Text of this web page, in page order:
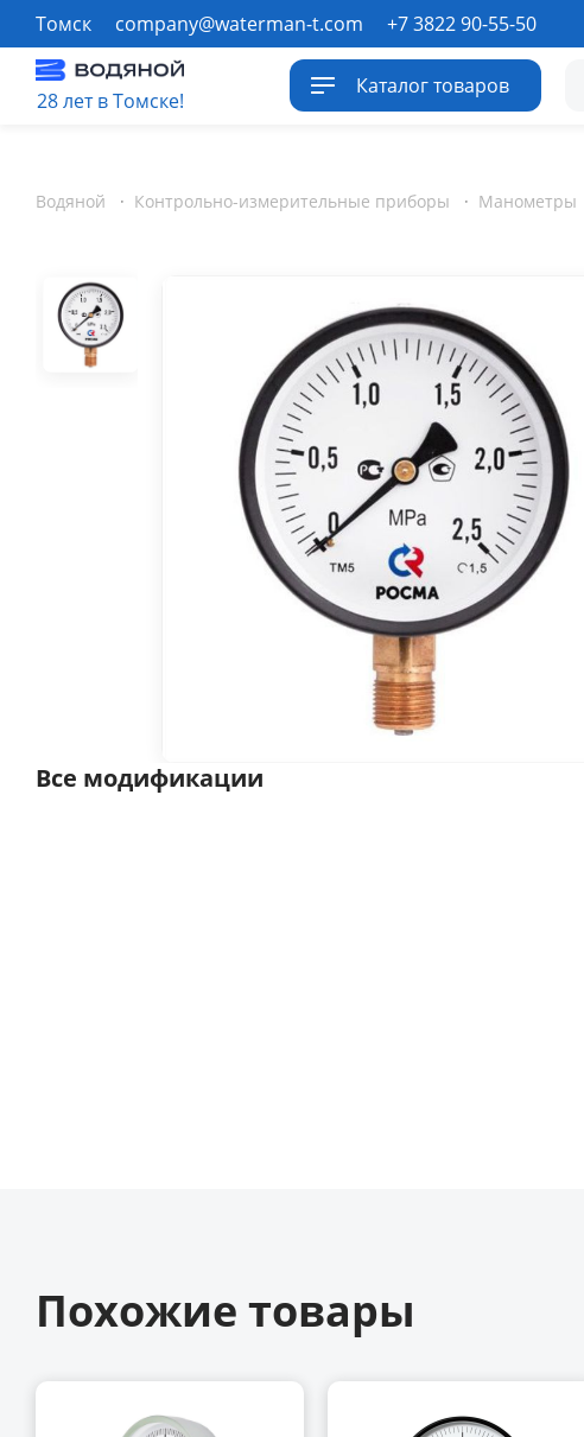
Томск company@waterman-t.com +7 3822 90-55-50
28 лет в Томске!
Каталог товаров
Водяной · Контрольно-измерительные приборы · Манометры
Все модификации
Похожие товары